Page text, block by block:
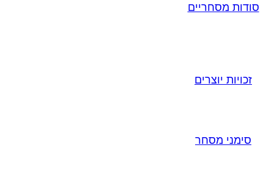
סודות מסחריים
זכויות יוצרים
סימני מסחר